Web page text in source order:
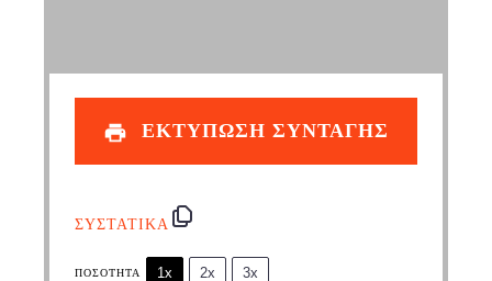
ΕΚΤΥΠΩΣΗ ΣΥΝΤΑΓΗΣ
ΣΥΣΤΑΤΙΚΑ
ΠΟΣΌΤΗΤΑ 1x 2x 3x